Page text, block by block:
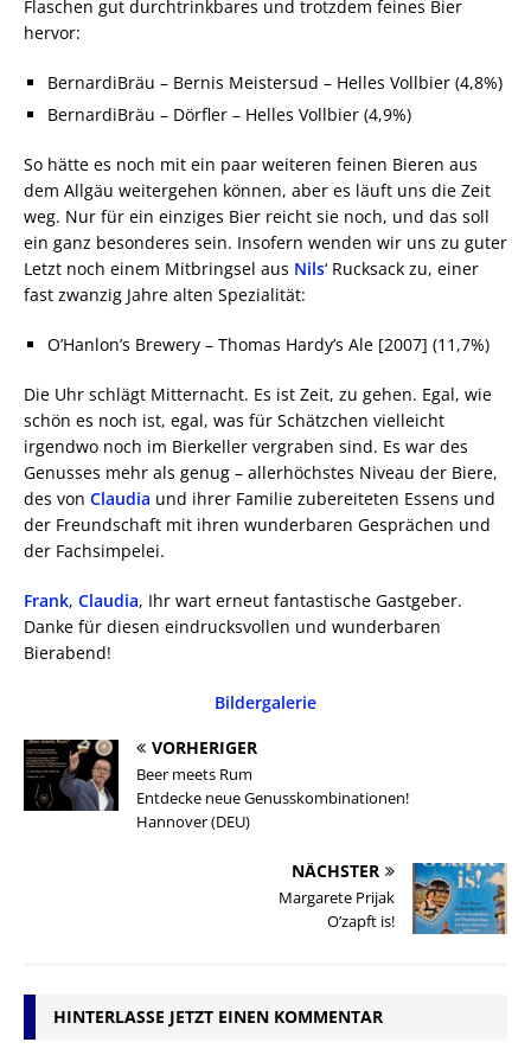
Flaschen gut durchtrinkbares und trotzdem feines Bier
hervor:
BernardiBräu – Bernis Meistersud – Helles Vollbier (4,8%)
BernardiBräu – Dörfler – Helles Vollbier (4,9%)
So hätte es noch mit ein paar weiteren feinen Bieren aus
dem Allgäu weitergehen können, aber es läuft uns die Zeit
weg. Nur für ein einziges Bier reicht sie noch, und das soll
ein ganz besonderes sein. Insofern wenden wir uns zu guter
Letzt noch einem Mitbringsel aus Nils‘ Rucksack zu, einer
fast zwanzig Jahre alten Spezialität:
O’Hanlon’s Brewery – Thomas Hardy’s Ale [2007] (11,7%)
Die Uhr schlägt Mitternacht. Es ist Zeit, zu gehen. Egal, wie
schön es noch ist, egal, was für Schätzchen vielleicht
irgendwo noch im Bierkeller vergraben sind. Es war des
Genusses mehr als genug – allerhöchstes Niveau der Biere,
des von Claudia und ihrer Familie zubereiteten Essens und
der Freundschaft mit ihren wunderbaren Gesprächen und
der Fachsimpelei.
Frank, Claudia, Ihr wart erneut fantastische Gastgeber.
Danke für diesen eindrucksvollen und wunderbaren
Bierabend!
Bildergalerie
VORHERIGER
Beer meets Rum
Entdecke neue Genusskombinationen!
Hannover (DEU)
NÄCHSTER
Margarete Prijak
O’zapft is!
HINTERLASSE JETZT EINEN KOMMENTAR